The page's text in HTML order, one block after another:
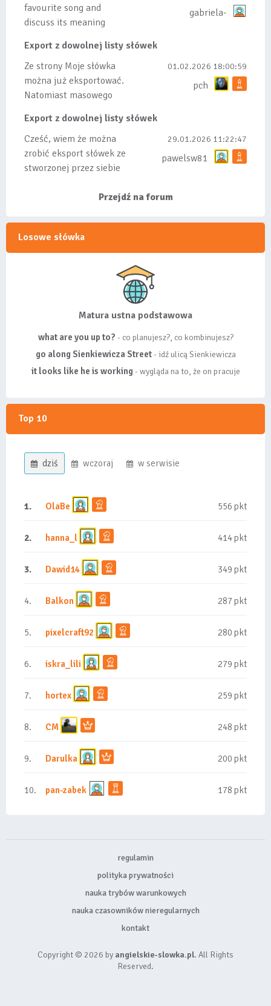
favourite song and
discuss its meaning
gabriela-
Export z dowolnej listy słówek
Ze strony Moje słówka
można już eksportować.
Natomiast masowego
bo wiąże się...
01.02.2026 18:00:59
pch
Export z dowolnej listy słówek
Cześć, wiem że można
zrobić eksport słówek ze
stworzonej przez siebie
29.01.2026 11:22:47
pawelsw81
Przejdź na forum
Losowe słówka
Matura ustna podstawowa
what are you up to? - co planujesz?, co kombinujesz?
go along Sienkiewicza Street- idź ulicą Sienkiewicza
it looks like he is working- wygląda na to, że on pracuje
Top 10
dziś wczoraj w serwisie
1. OlaBe 556 pkt
2. hanna_l 414 pkt
3. Dawid14 349 pkt
4. Balkon 287 pkt
5. pixelcraft92 280 pkt
6. iskra_lili 279 pkt
7. hortex 259 pkt
8. CM 248 pkt
9. Darulka 200 pkt
10. pan-zabek 178 pkt
regulamin
polityka prywatności
nauka trybów warunkowych
nauka czasowników nieregularnych
kontakt
Copyright © 2026 by angielskie-slowka.pl. All Rights
Reserved.